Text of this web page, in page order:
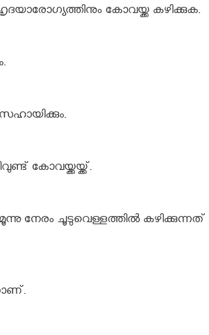
കോവയ്ക്ക കഴിക്കുക.
കോവയ്ക്കയ്ക്ക്.
മൂന്നു നേരം ചൂടുവെള്ളത്തില്‍